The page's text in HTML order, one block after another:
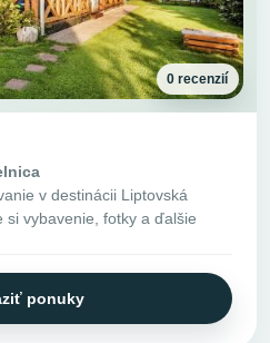
0 recenzií
v destinácii Liptovská
si vybavenie, fotky a ďalšie
ponuky